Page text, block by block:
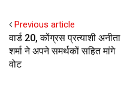
Previous article
वार्ड 20, कोंग्रस प्रत्याशी अनीता
शर्मा ने अपने समर्थकों सहित मांगे
वोट